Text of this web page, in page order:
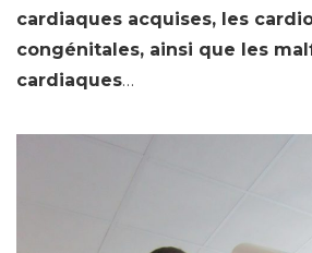
cardiaques acquises, les
congénitales, ainsi que les
cardiaques…